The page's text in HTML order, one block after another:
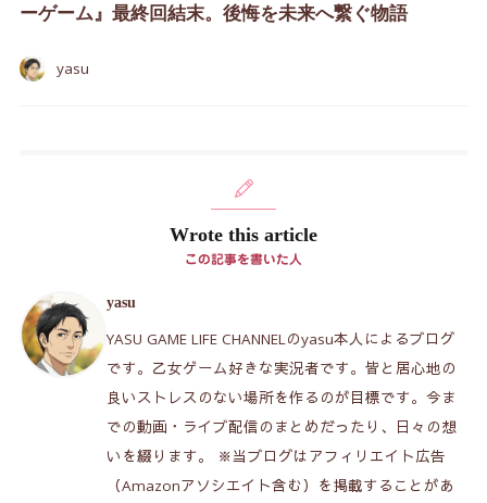
ーゲーム』最終回結末。後悔を未来へ繋ぐ物語
yasu
Wrote this article
この記事を書いた人
yasu
YASU GAME LIFE CHANNELのyasu本人によるブログ
です。乙女ゲーム好きな実況者です。皆と居心地の
良いストレスのない場所を作るのが目標です。今ま
での動画・ライブ配信のまとめだったり、日々の想
いを綴ります。 ※当ブログはアフィリエイト広告
（Amazonアソシエイト含む）を掲載することがあ